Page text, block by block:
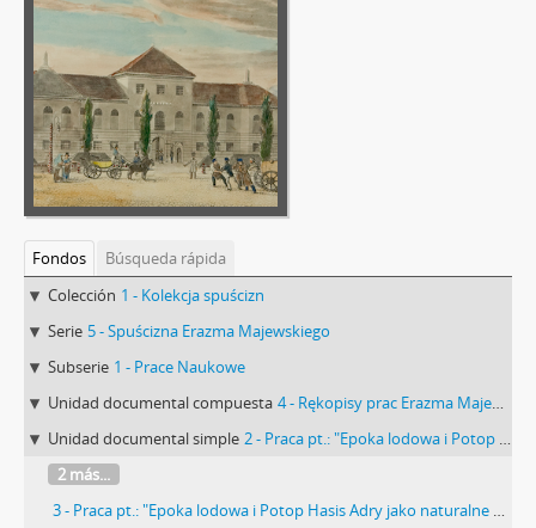
Fondos
Búsqueda rápida
Colección 1 - Kolekcja spuścizn
Serie 5 - Spuścizna Erazma Majewskiego
Subserie 1 - Prace Naukowe
Unidad documental compuesta 4 - Rękopisy prac Erazma Majewskiego dot. archeologii
Unidad documental simple 2 - Praca pt.: "Epoka lodowa i Potop Hasis Adry jako naturalne przyczyny wędrówki narodów. Studyum historyczno-przyrodnicze”, Niekompletny rękopis Erazma Majewskiego z 1894-1895 r.
2 más...
3 - Praca pt.: "Epoka lodowa i Potop Hasis Adry jako naturalne przyczyny wędrówki narodów. Studyum historyczno-przyrodnicze”, Niekompletny rękopis Erazma Majewskiego: "Potop. Jego fizyczne przyczyny (…)"